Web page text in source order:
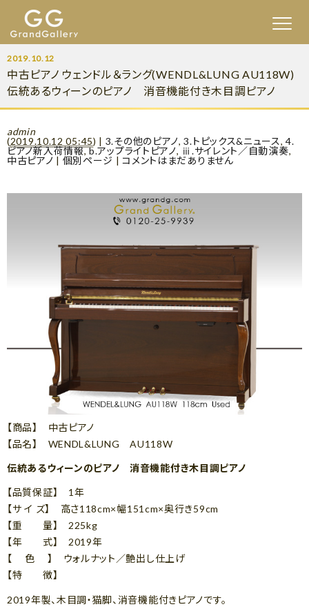
2019.10.12
中古ピアノ ウェンドル＆ラング(WENDL&LUNG AU118W)
伝統あるウィーンのピアノ 消音機能付き木目調ピアノ
admin
(2019.10.12 05:45) | 3.その他のピアノ,3.トピックス&ニュース,4.
ピアノ新入荷情報,b.アップライトピアノ, ⅲ.サイレント／自動演奏,
中古ピアノ | 個別ページ |コメントはまだありません
【商品】 中古ピアノ
【品名】 WENDL&LUNG AU118W
伝統あるウィーンのピアノ 消音機能付き木目調ピアノ
【品質保証】 1年
【サ イ ズ】 高さ118cm×幅151cm×奥行き59cm
【重 量】 225kg
【年 式】 2019年
【 色 】 ウォルナット／艶出し仕上げ
【特 徴】
2019年製、木目調・猫脚、消音機能付きピアノです。